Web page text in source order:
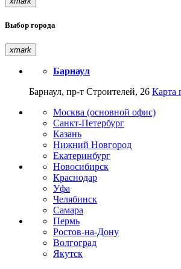
Выбор города
xmark
Барнаул
Барнаул, пр-т Строителей, 26 Карта
Москва (основной офис)
Санкт-Петербург
Казань
Нижний Новгород
Екатеринбург
Новосибирск
Краснодар
Уфа
Челябинск
Самара
Пермь
Ростов-на-Дону
Волгоград
Якутск